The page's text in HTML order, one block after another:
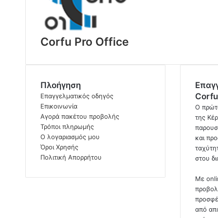
m
a
Corfu Pro Office
Πλοήγηση
Επαγγελματικός οδηγός
Επικοινωνία
Αγορά πακέτου προβολής
Τρόποι πληρωμής
Ο λογαριασμός μου
Όροι Χρησής
Πολιτική Απορρήτου
Ο
της
και
στου
Με
από